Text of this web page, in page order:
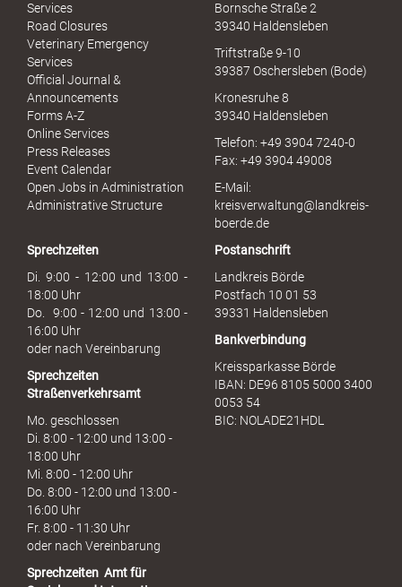
u
h
Services
Road Closures
Veterinary Emergency
Services
Official Journal &
Announcements
Forms A-Z
Online Services
Press Releases
Event Calendar
Open Jobs in Administration
Administrative Structure
Bornsche Straße 2
39340 Haldensleben
Triftstraße 9-10
39387 Oschersleben (Bode)
Kronesruhe 8
39340 Haldensleben
Telefon: +49 3904 7240-0
Fax: +49 3904 49008
E-Mail:
kreisverwaltung@landkreis-
boerde.de
Sprechzeiten
Di. 9:00 - 12:00 und 13:00 -
18:00 Uhr
Do. 9:00 - 12:00 und 13:00 -
16:00 Uhr
oder nach Vereinbarung
Sprechzeiten
Straßenverkehrsamt
Mo. geschlossen
Di. 8:00 - 12:00 und 13:00 -
18:00 Uhr
Mi. 8:00 - 12:00 Uhr
Do. 8:00 - 12:00 und 13:00 -
16:00 Uhr
Fr. 8:00 - 11:30 Uhr
oder nach Vereinbarung
Sprechzeiten Amt für
Postanschrift
Landkreis Börde
Postfach 10 01 53
39331 Haldensleben
Bankverbindung
Kreissparkasse Börde
IBAN: DE96 8105 5000 3400
0053 54
BIC: NOLADE21HDL